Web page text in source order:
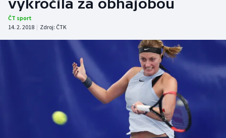
Tenis
Atletika
Baseball a softbal
vykročila za obhajobou
ČT sport
14. 2. 2018 | Zdroj: ČTK